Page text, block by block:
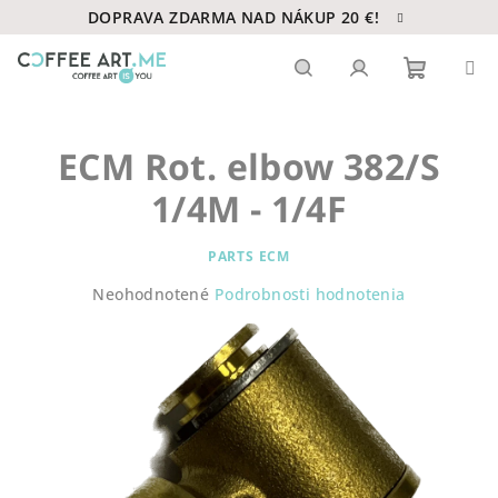
na
obsah
DOPRAVA ZDARMA NAD NÁKUP 20 €!
košík
ECM Rot. elbow 382/S
1/4M - 1/4F
PARTS ECM
Priemerné
hviezdičiek.
Neohodnotené Podrobnosti hodnotenia